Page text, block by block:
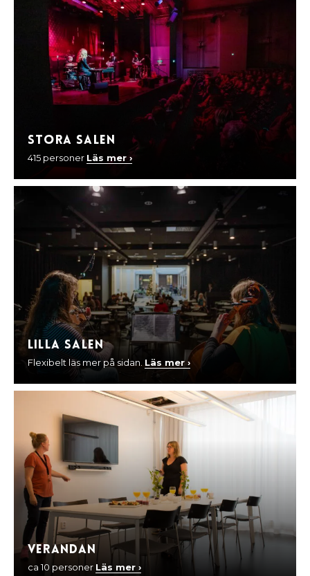
Stora Salen
415 personer Läs mer ›
Lilla Salen
Flexibelt läs mer på sidan. Läs mer ›
Verandan
ca 10 personer Läs mer ›